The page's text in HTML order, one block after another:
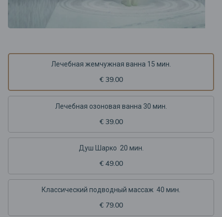
Лечебная жемчужная ванна 15 мин.
€ 39.00
Лечебная озоновая ванна 30 мин.
€ 39.00
Душ Шарко 20 мин.
€ 49.00
Классический подводный массаж 40 мин.
€ 79.00